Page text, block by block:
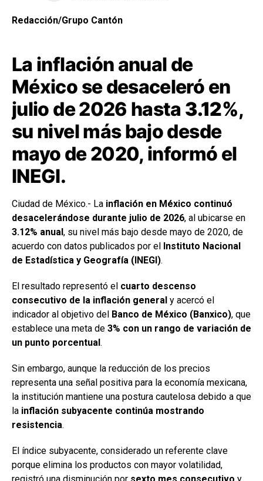
Redacción/Grupo Cantón
La inflación anual de
México se desaceleró en
julio de 2026 hasta 3.12%,
su nivel más bajo desde
mayo de 2020, informó el
INEGI.
Ciudad de México.- La inflación en México continuó
desacelerándose durante julio de 2026, al ubicarse en
3.12% anual, su nivel más bajo desde mayo de 2020, de
acuerdo con datos publicados por el Instituto Nacional
de Estadística y Geografía (INEGI).
El resultado representó el cuarto descenso
consecutivo de la inflación general y acercó el
indicador al objetivo del Banco de México (Banxico), que
establece una meta de 3% con un rango de variación de
un punto porcentual.
Sin embargo, aunque la reducción de los precios
representa una señal positiva para la economía mexicana,
la institución mantiene una postura cautelosa debido a que
la inflación subyacente continúa mostrando
resistencia.
El índice subyacente, considerado un referente clave
porque elimina los productos con mayor volatilidad,